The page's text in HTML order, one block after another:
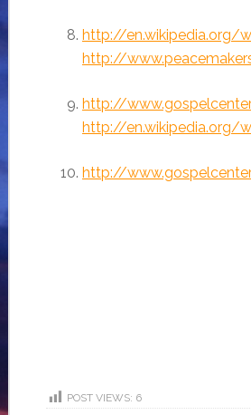
http://en.wikipedia.org/
http://
http://
http://en.wikipedia.org/
http://
POST VIEWS: 6